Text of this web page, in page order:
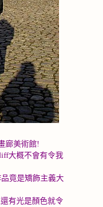
廊美術館!
大概不會有令我
竟是矯飾主義大
有光是顏色就令